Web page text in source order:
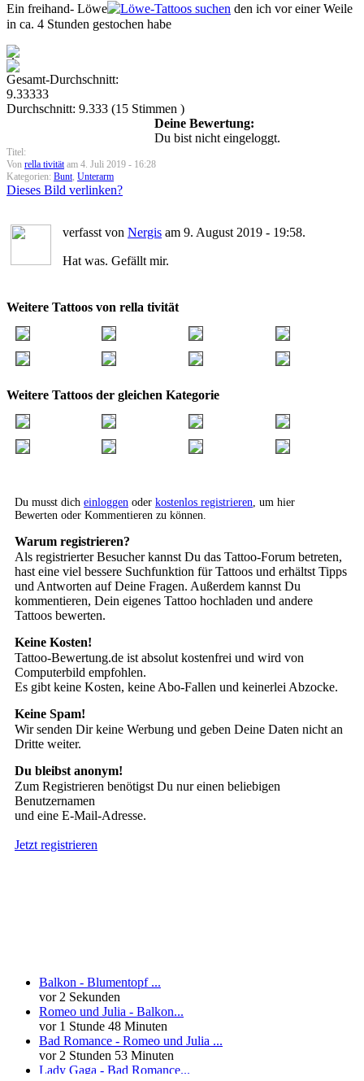
Ein freihand- Löwe
den ich vor einer Weile
in ca. 4 Stunden gestochen habe
Gesamt-Durchschnitt:
9.33333
Durchschnitt: 9.333 (15 Stimmen )
Deine Bewertung:
Du bist nicht eingeloggt.
Titel:
Von rella tivitätam 4. Juli 2019 - 16:28
Kategorien: Bunt, Unterarm
Dieses Bild verlinken?
verfasst von Nergis am 9. August 2019 - 19:58.
Hat was. Gefällt mir.
Weitere Tattoos von rella tivität
Weitere Tattoos der gleichen Kategorie
Du musst dich einloggen oder kostenlos registrieren , um hier
Bewerten oder Kommentieren zu können.
Warum registrieren?
Als registrierter Besucher kannst Du das Tattoo-Forum betreten,
hast eine viel bessere Suchfunktion für Tattoos und erhältst Tipps
und Antworten auf Deine Fragen. Außerdem kannst Du
kommentieren, Dein eigenes Tattoo hochladen und andere
Tattoos bewerten.
Keine Kosten!
Tattoo-Bewertung.de ist absolut kostenfrei und wird von
Computerbild empfohlen.
Es gibt keine Kosten, keine Abo-Fallen und keinerlei Abzocke.
Keine Spam!
Wir senden Dir keine Werbung und geben Deine Daten nicht an
Dritte weiter.
Du bleibst anonym!
Zum Registrieren benötigst Du nur einen beliebigen
Benutzernamen
und eine E-Mail-Adresse.
Jetzt registrieren
Balkon - Blumentopf ...
vor 2 Sekunden
Romeo und Julia - Balkon...
vor 1 Stunde 48 Minuten
Bad Romance - Romeo und Julia ...
vor 2 Stunden 53 Minuten
Lady Gaga - Bad Romance...